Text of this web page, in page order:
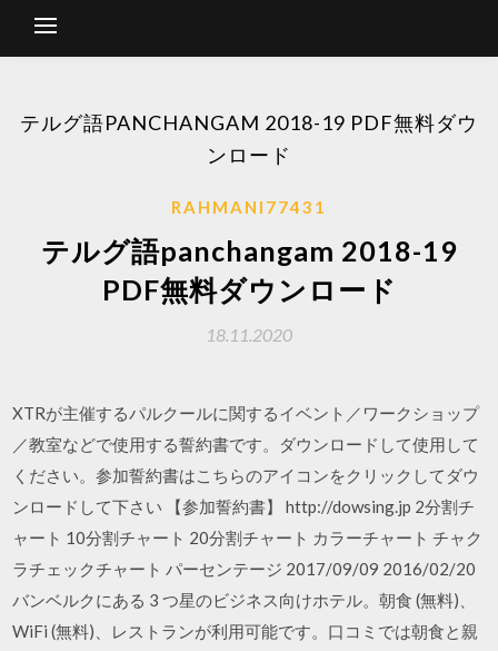
テルグ語PANCHANGAM 2018-19 PDF無料ダウ
ンロード
RAHMANI77431
テルグ語panchangam 2018-19
PDF無料ダウンロード
18.11.2020
XTRが主催するパルクールに関するイベント／ワークショップ
／教室などで使用する誓約書です。ダウンロードして使用して
ください。参加誓約書はこちらのアイコンをクリックしてダウ
ンロードして下さい 【参加誓約書】 http://dowsing.jp 2分割チ
ャート 10分割チャート 20分割チャート カラーチャート チャク
ラチェックチャート パーセンテージ 2017/09/09 2016/02/20
バンベルクにある 3 つ星のビジネス向けホテル。朝食 (無料)、
WiFi (無料)、レストランが利用可能です。口コミでは朝食と親